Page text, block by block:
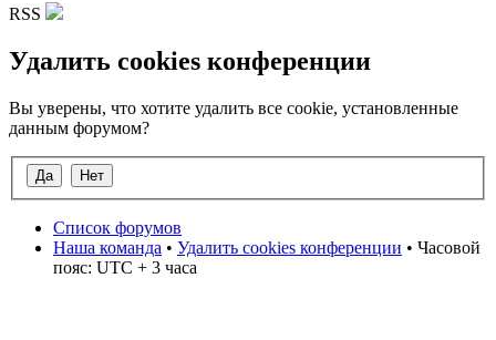
RSS
Удалить cookies конференции
Вы уверены, что хотите удалить все cookie, установленные
данным форумом?
Список форумов
Наша команда • Удалить cookies конференции • Часовой
пояс: UTC + 3 часа